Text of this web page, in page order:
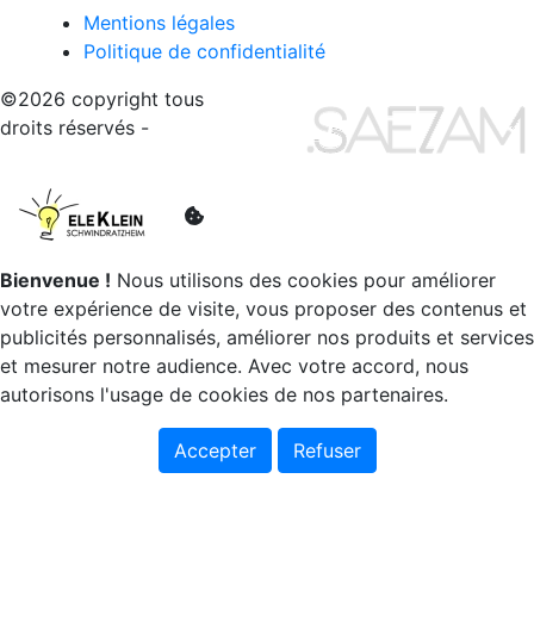
Mentions légales
Politique de confidentialité
©2026 copyright tous
droits réservés -
Bienvenue ! Nous utilisons des cookies pour améliorer
votre expérience de visite, vous proposer des contenus et
publicités personnalisés, améliorer nos produits et services
et mesurer notre audience. Avec votre accord, nous
autorisons l'usage de cookies de nos partenaires.
Accepter Refuser